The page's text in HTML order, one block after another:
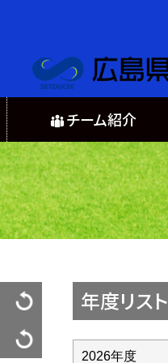
チーム紹介
年度リスト
2026年度